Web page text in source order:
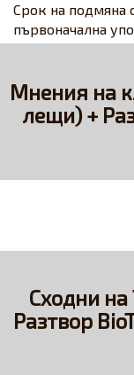
Срок на подмяна
първоначална
Мнения на
лещи) +
Сходни на
Разтвор